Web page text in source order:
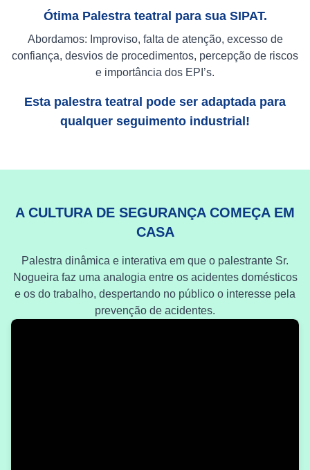
Ótima Palestra teatral para sua SIPAT.
Abordamos: Improviso, falta de atenção, excesso de
confiança, desvios de procedimentos, percepção de riscos
e importância dos EPI’s.
Esta palestra teatral pode ser adaptada para
qualquer seguimento industrial!
A CULTURA DE SEGURANÇA COMEÇA EM
CASA
Palestra dinâmica e interativa em que o palestrante Sr.
Nogueira faz uma analogia entre os acidentes domésticos
e os do trabalho, despertando no público o interesse pela
prevenção de acidentes.